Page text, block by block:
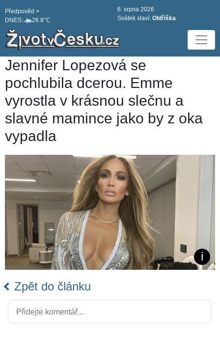
DNES: 26.8°C
Předpověd >
6. srpna 2026
Svátek slaví: Oldřiška
Jennifer Lopezová se
pochlubila dcerou. Emme
vyrostla v krásnou slečnu a
slavné mamince jako by z oka
vypadla
Zpět do článku